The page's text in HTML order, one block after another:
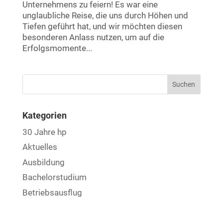
Unternehmens zu feiern! Es war eine
unglaubliche Reise, die uns durch Höhen und
Tiefen geführt hat, und wir möchten diesen
besonderen Anlass nutzen, um auf die
Erfolgsmomente...
Kategorien
30 Jahre hp
Aktuelles
Ausbildung
Bachelorstudium
Betriebsausflug